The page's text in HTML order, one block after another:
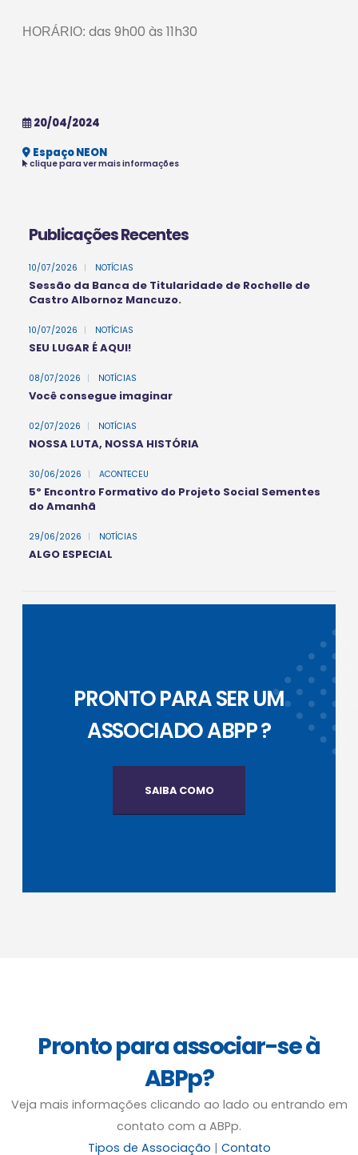
HORÁRIO: das 9h00 às 11h30
20/04/2024
Espaço NEON
clique para ver mais informações
Publicações Recentes
10/07/2026 | NOTÍCIAS
Sessão da Banca de Titularidade de Rochelle de
Castro Albornoz Mancuzo.
10/07/2026 | NOTÍCIAS
SEU LUGAR É AQUI!
08/07/2026 | NOTÍCIAS
Você consegue imaginar
02/07/2026 | NOTÍCIAS
NOSSA LUTA, NOSSA HISTÓRIA
30/06/2026 | ACONTECEU
5º Encontro Formativo do Projeto Social Sementes
do Amanhã
29/06/2026 | NOTÍCIAS
ALGO ESPECIAL
PRONTO PARA SER UM
ASSOCIADO ABPP ?
SAIBA COMO
Pronto para associar-se à
ABPp?
Veja mais informações clicando ao lado ou entrando em
contato com a ABPp.
Tipos de Associação | Contato